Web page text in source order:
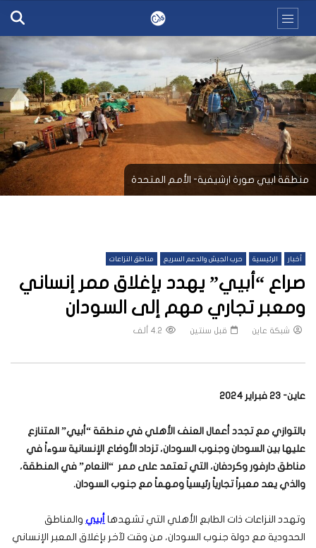
منطقة ابيي صورة ارشيفية- الأمم المتحدة
أخبار الرئيسية حرب الجيش والدعم السريع مناطق النزاعات
صراع “أبيي” يهدد بإغلاق ممر إنساني
ومعبر تجاري مهم إلى السودان
شبكة عاين قبل سنتين 4.2 ألف
عاين- 23 فبراير 2024
بالتوازي مع تجدد أعمال العنف الأهلي في منطقة “أبيي” المتنازع
عليها بين السودان وجنوب السودان، تزداد الأوضاع الإنسانية سوءاً في
مناطق دارفور وكردفان، التي تعتمد على ممر “النعام” في المنطقة،
والذي يعد معبراً تجارياً رئيسياً ومهماً مع جنوب السودان.
وتهدد النزاعات ذات الطابع الأهلي التي تشهدها أبيي والمناطق
الحدودية مع دولة جنوب السودان، من وقت لآخر بإغلاق المعبر الإنساني